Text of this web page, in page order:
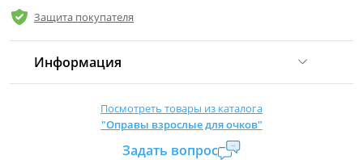
Защита покупателя
Информация
Страна производитель:Китай
Уровень доступа:0
Посмотреть товары из каталога
"Оправы взрослые для очков"
Задать вопрос